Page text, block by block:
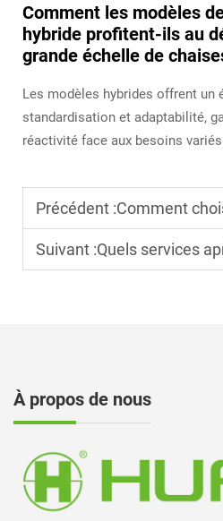
Comment les modèles
hybride profitent-ils au
grande échelle de
Les modèles hybrides offrent un
standardisation et adaptabilité,
réactivité face aux besoins
Précédent :Comment choisir des chaises de
Suivant :Quels services après-vente sont proposés
À propos de nous